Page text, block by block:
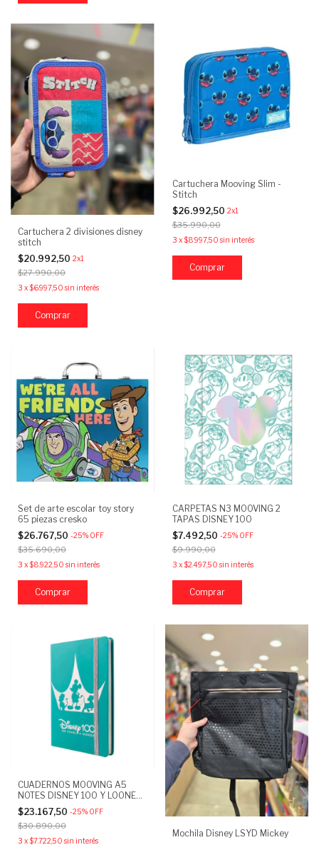
Cartuchera 2 divisiones disney
stitch
$20.992,50 2x1
$27.990,00
3 x$6.997,50 sin interés
Cartuchera Mooving Slim -
Stitch
$26.992,50 2x1
$35.990,00
3 x$8.997,50 sin interés
Set de arte escolar toy story
65 piezas cresko
$26.767,50 -25% OFF
$35.690,00
3 x$8.922,50 sin interés
CARPETAS N3 MOOVING 2
TAPAS DISNEY 100
$7.492,50 -25% OFF
$9.990,00
3 x$2.497,50 sin interés
Comprar
CUADERNOS MOOVING A5
NOTES DISNEY 100 Y LOONEY
TUNES
$23.167,50 -25% OFF
$30.890,00
3 x$7.722,50 sin interés
Mochila Disney LSYD Mickey